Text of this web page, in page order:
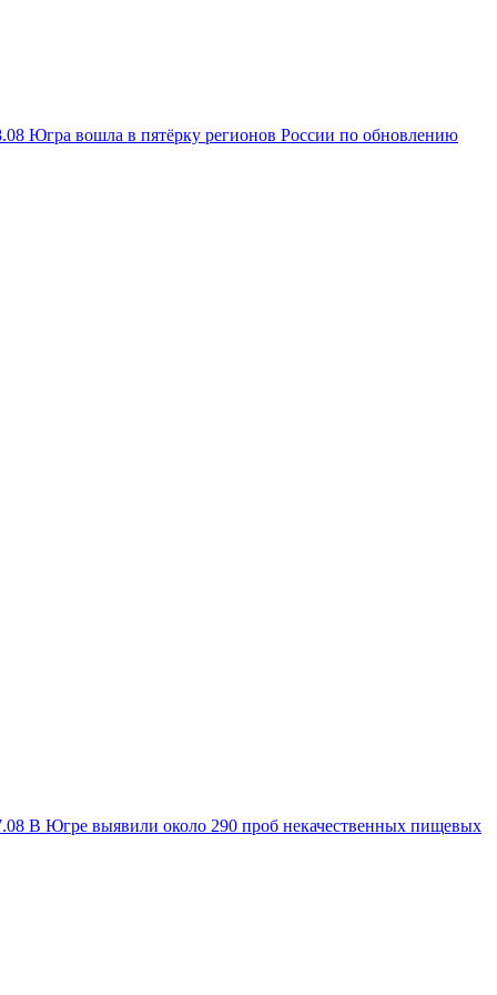
Югра вошла в пятёрку регионов России по обновлению
В Югре выявили около 290 проб некачественных пищевых